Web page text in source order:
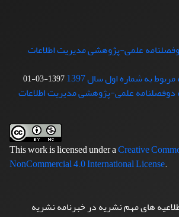
علمی-پژوهشی مدیریت اطلاعات
به شماره اول سال 1397 1397-03-01
دوفصلنامه علمی-پژوهشی مدیریت اطلاعات
This work is licensed under aCreative
NonCommercial 4.0 International License.
های مهم نشریه در خبرنامه نشریه